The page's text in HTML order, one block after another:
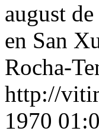
august
en San
Rocha-
http://
1970